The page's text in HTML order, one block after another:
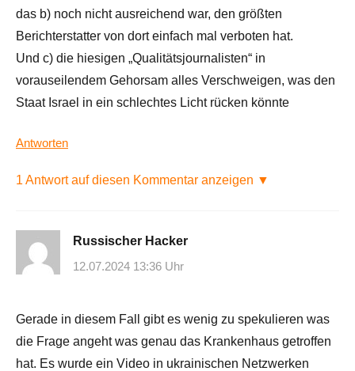
das b) noch nicht ausreichend war, den größten
Berichterstatter von dort einfach mal verboten hat.
Und c) die hiesigen „Qualitätsjournalisten“ in
vorauseilendem Gehorsam alles Verschweigen, was den
Staat Israel in ein schlechtes Licht rücken könnte
Antworten
1 Antwort auf diesen Kommentar anzeigen ▼
Russischer Hacker
12.07.2024 13:36 Uhr
Gerade in diesem Fall gibt es wenig zu spekulieren was
die Frage angeht was genau das Krankenhaus getroffen
hat. Es wurde ein Video in ukrainischen Netzwerken